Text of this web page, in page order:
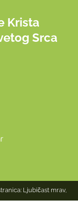
Krista
Srca
Ljubičast mrav,